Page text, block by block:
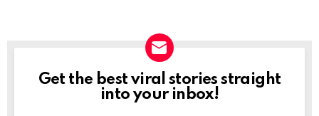
NEWSLETTER
Get the best viral stories straight
into your inbox!